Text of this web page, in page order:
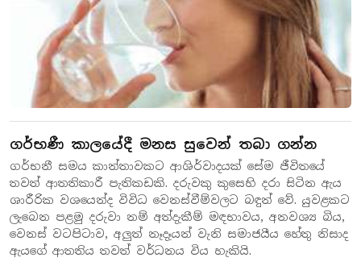
ගර්භණී කාලයේදී මනස සුවෙන් තබා ගන්න
ගර්භනී සමය කාන්තාවකට ආශිර්වාදයක් සේම ජීවිතයේ
තවත් ආතතිකාරී පැතිකඩකි. දරුවකු කුසෙහි දරා සිටින ඇය
ශාරීරික වශයෙන්ද විවිධ වෙනස්වීම්වලට බඳුන් වේ. යුවළකට
ලැබෙන පළමු දරුවා නම් අත්දැකීම් මඳභාවය, අනවශ්‍ය බිය,
වෙනස් වටපිටාව, අලුත් නෑදෑයන් වැනි සමාජයීය හේතු නිසාද
ඇයගේ ආතතිය තවත් වර්ධනය විය හැකියි.